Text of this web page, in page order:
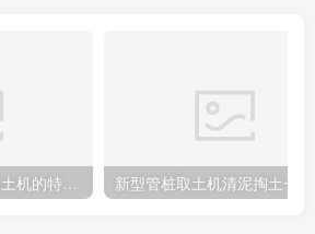
管桩掏土机：管桩掏土机的特点及使用技巧